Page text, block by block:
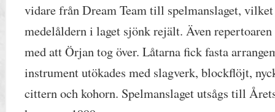
vidare från Dream Team till spelmanslaget,
medelåldern i laget sjönk rejält. Även
med att Örjan tog över. Låtarna fick fasta
instrument utökades med slagverk, blockflöjt,
cittern och kohorn. Spelmanslaget utsågs till